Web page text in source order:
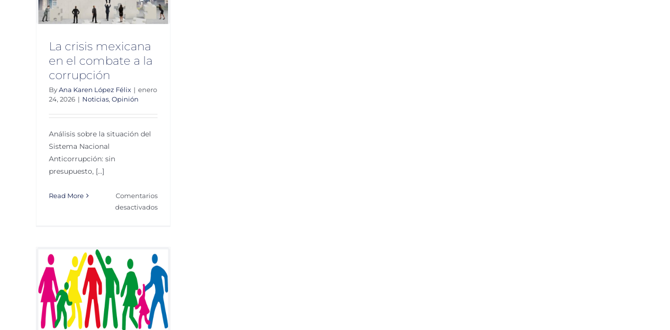
La crisis mexicana
en el combate a la
corrupción
ByAna Karen López Félix | enero
24, 2026 | Noticias, Opinión
Análisis sobre la situación del
Sistema Nacional
Anticorrupción: sin
presupuesto, [...]
Read More
Comentarios
desactivadosen
el
combate
corrupción